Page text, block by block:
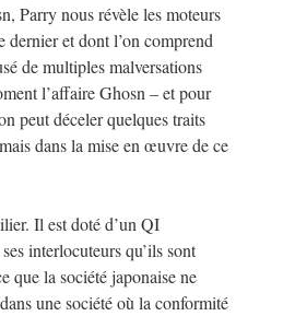
Parry nous révèle les moteurs
dernier et dont l’on comprend
de multiples malversations
l’affaire Ghosn – et pour
peut déceler quelques traits
dans la mise en œuvre de ce
Il est doté d’un QI
interlocuteurs qu’ils sont
que la société japonaise ne
une société où la conformité